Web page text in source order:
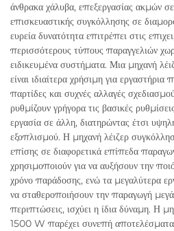
άνθρακα χάλυβα, επεξεργασίας ακμών
επισκευαστικής συγκόλλησης σε
ευρεία δυνατότητα επιτρέπει στις
περισσότερους τύπους παραγγελιών
ειδικευμένα συστήματα. Μια μηχανή
είναι ιδιαίτερα χρήσιμη για
παρτίδες και συχνές αλλαγές
ρυθμίζουν γρήγορα τις βασικές
εργασία σε άλλη, διατηρώντας έτσι
εξοπλισμού. Η μηχανή λέιζερ
επίσης σε διαφορετικά επίπεδα
χρησιμοποιούν για να αυξήσουν την
χρόνο παράδοσης, ενώ τα μεγαλύτερα
να σταθεροποιήσουν την παραγωγή
περιπτώσεις, ισχύει η ίδια δύναμη. Η
1500 W παρέχει συνεπή αποτελέσματα